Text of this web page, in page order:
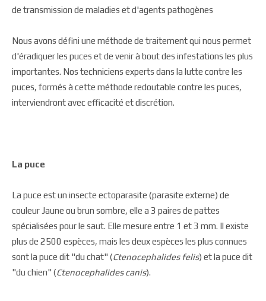
de transmission de maladies et d'agents pathogènes
Nous avons défini une méthode de traitement qui nous permet
d'éradiquer les puces et de venir à bout des infestations les plus
importantes. Nos techniciens experts dans la lutte contre les
puces, formés à cette méthode redoutable contre les puces,
interviendront avec efficacité et discrétion.
La puce
La puce est un insecte ectoparasite (parasite externe) de
couleur Jaune ou brun sombre, elle a 3 paires de pattes
spécialisées pour le saut. Elle mesure entre 1 et 3 mm. Il existe
plus de 2500 espèces, mais les deux espèces les plus connues
sont la puce dit "du chat" (Ctenocephalides felis) et la puce dit
"du chien" (Ctenocephalides canis).